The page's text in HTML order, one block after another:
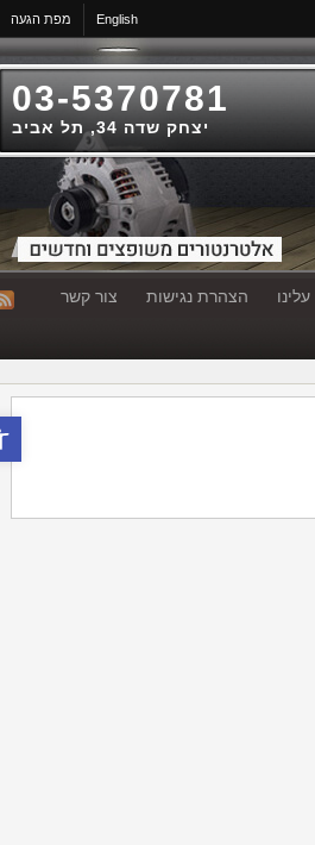
English מפת הגעה
03-5370781
יצחק שדה 34, תל אביב
הצהרת נגישות צור קשר